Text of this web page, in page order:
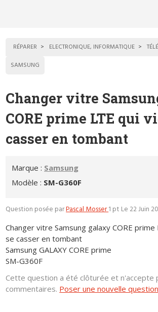
RÉPARER ELECTRONIQUE, INFORMATIQUE
SAMSUNG
Changer vitre
CORE prime LTE qui
casser en tombant
Marque : Samsung
Modèle : SM-G360F
Question posée parPascal Mosser1 pt Le 22 Juin
Changer vitre Samsung galaxy CORE
se casser en tombant
Samsung GALAXY CORE prime
SM-G360F
Cette question a été clôturée et n'accepte
commentaires. Poser une nouvelle question